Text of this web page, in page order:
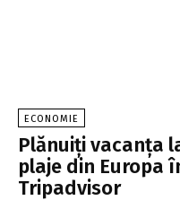
ECONOMIE
Plănuiți vacanța
plaje din Europa
Tripadvisor